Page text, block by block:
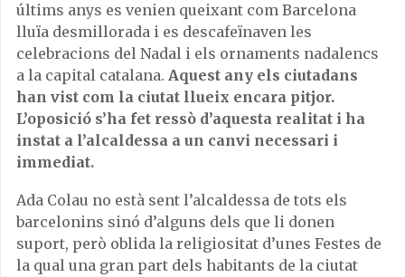
últims anys es venien queixant com Barcelona
lluïa desmillorada i es descafeïnaven les
celebracions del Nadal i els ornaments nadalencs
a la capital catalana. Aquest any els ciutadans
han vist com la ciutat llueix encara pitjor.
L’oposició s’ha fet ressò d’aquesta realitat i ha
instat a l’alcaldessa a un canvi necessari i
immediat.
Ada Colau no està sent l’alcaldessa de tots els
barcelonins sinó d’alguns dels que li donen
suport, però oblida la religiositat d’unes Festes de
la qual una gran part dels habitants de la ciutat